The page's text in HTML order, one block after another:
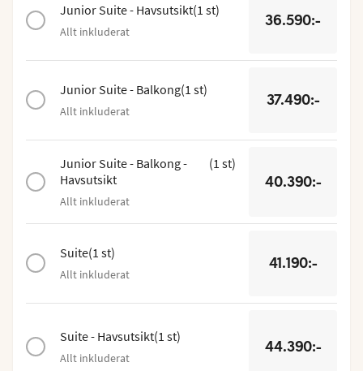
Junior Suite - Havsutsikt(1 st)
Allt inkluderat
36.590:-
Junior Suite - Balkong(1 st)
Allt inkluderat
37.490:-
Junior Suite - Balkong -
Havsutsikt
(1 st)
Allt inkluderat
40.390:-
Suite(1 st)
Allt inkluderat
41.190:-
Suite - Havsutsikt(1 st)
Allt inkluderat
44.390:-